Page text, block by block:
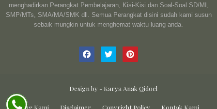
menghadirkan Perangkat Pembelajaran, Kisi-Kisi dan Soal-Soal SD/MI,
SMP/MTs, SMA/MA/SMK dll. Semua Perangkat disini sudah kami susun
sebaik mungkin untuk menghemat waktu luang anda.
Design by - Karya Anak Qidoel